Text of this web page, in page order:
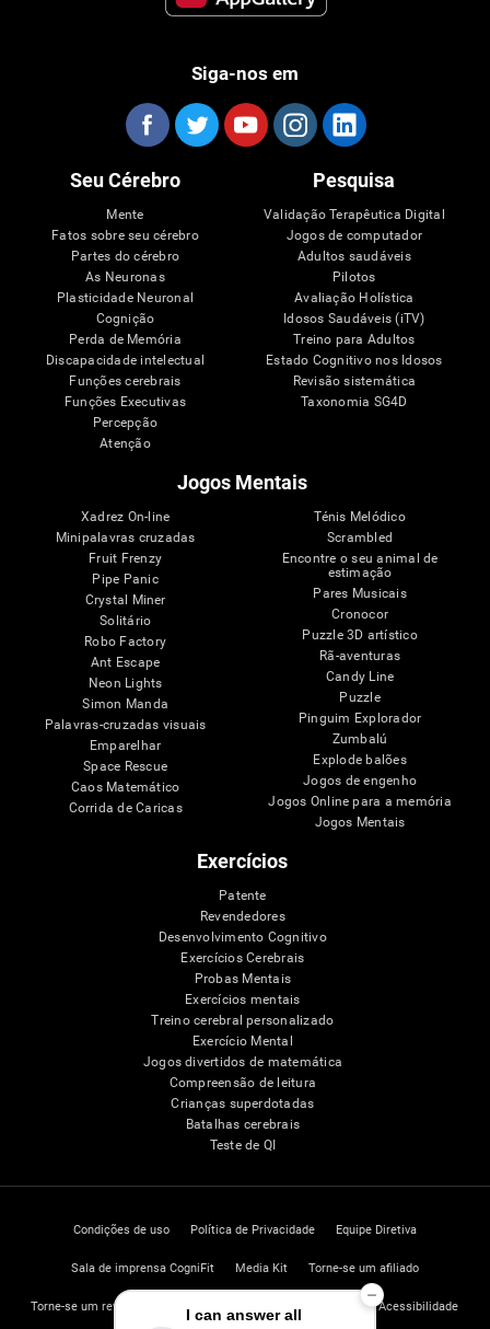
Siga-nos em
Seu Cérebro
Mente
Fatos sobre seu cérebro
Partes do cérebro
As Neuronas
Plasticidade Neuronal
Cognição
Perda de Memória
Discapacidade intelectual
Funções cerebrais
Funções Executivas
Percepção
Atenção
Pesquisa
Validação Terapêutica Digital
Jogos de computador
Adultos saudáveis
Pilotos
Avaliação Holística
Idosos Saudáveis (iTV)
Treino para Adultos
Estado Cognitivo nos Idosos
Revisão sistemática
Taxonomia SG4D
Jogos Mentais
Xadrez On-line
Minipalavras cruzadas
Fruit Frenzy
Pipe Panic
Crystal Miner
Solitário
Robo Factory
Ant Escape
Neon Lights
Simon Manda
Palavras-cruzadas visuais
Emparelhar
Space Rescue
Caos Matemático
Corrida de Caricas
Ténis Melódico
Scrambled
Encontre o seu animal de
estimação
Pares Musicais
Cronocor
Puzzle 3D artístico
Rã-aventuras
Candy Line
Puzzle
Pinguim Explorador
Zumbalú
Explode balões
Jogos de engenho
Jogos Online para a memória
Jogos Mentais
Exercícios
Patente
Revendedores
Desenvolvimento Cognitivo
Exercícios Cerebrais
Probas Mentais
Exercícios mentais
Treino cerebral personalizado
Exercício Mental
Jogos divertidos de matemática
Compreensão de leitura
Crianças superdotadas
Batalhas cerebrais
Teste de QI
Condições de uso Política de Privacidade Equipe Diretiva
Sala de imprensa CogniFit Media Kit Torne-se um afiliado
Torne-se um revendedor Contato Declaração de Acessibilidade
I can answer all